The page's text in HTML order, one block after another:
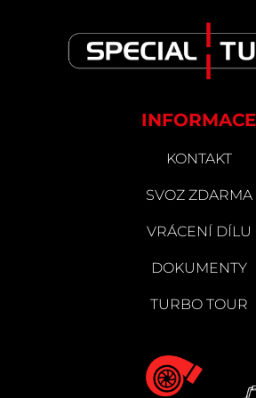
INFORMACE
KONTAKT
SVOZ ZDARMA
VRÁCENÍ DÍLU
DOKUMENTY
TURBO TOUR